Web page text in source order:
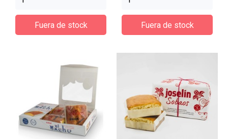
Fuera de stock Fuera de stock